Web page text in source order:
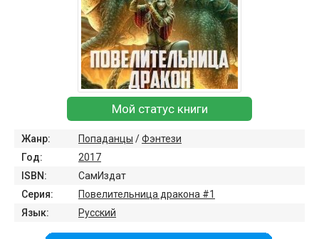
Мой статус книги
Жанр: Попаданцы /Фэнтези
Год:
2017
ISBN:
СамИздат
Серия:
Повелительница дракона #1
Язык:
Русский